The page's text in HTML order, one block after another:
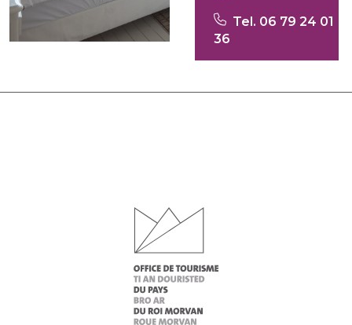
Tel. 06 79 24 01
36